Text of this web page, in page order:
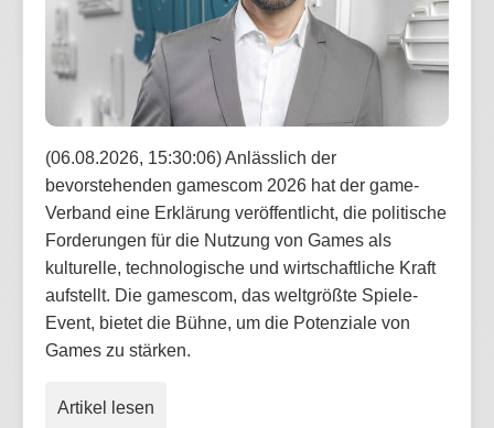
(06.08.2026, 15:30:06) Anlässlich der
bevorstehenden gamescom 2026 hat der game-
Verband eine Erklärung veröffentlicht, die politische
Forderungen für die Nutzung von Games als
kulturelle, technologische und wirtschaftliche Kraft
aufstellt. Die gamescom, das weltgrößte Spiele-
Event, bietet die Bühne, um die Potenziale von
Games zu stärken.
Artikel lesen